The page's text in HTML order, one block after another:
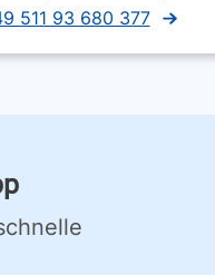
511 93 680 377